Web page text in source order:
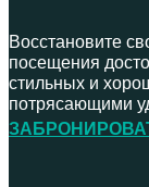
Восстановите
посещения
стильных и
потрясающими